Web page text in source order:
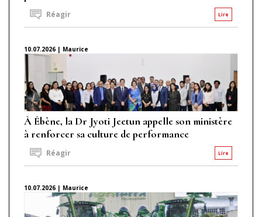
Lire
Réagir
10.07.2026 | Maurice
À Ébène, la Dr Jyoti Jeetun appelle son ministère
à renforcer sa culture de performance
Lire
Réagir
10.07.2026 | Maurice